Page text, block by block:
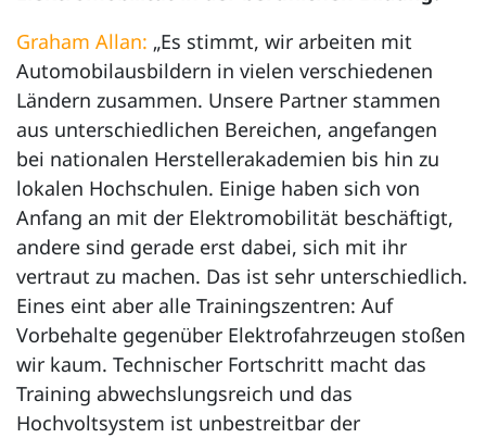
Graham Allan: „Es stimmt, wir arbeiten mit
Automobilausbildern in vielen verschiedenen
Ländern zusammen. Unsere Partner stammen
aus unterschiedlichen Bereichen, angefangen
bei nationalen Herstellerakademien bis hin zu
lokalen Hochschulen. Einige haben sich von
Anfang an mit der Elektromobilität beschäftigt,
andere sind gerade erst dabei, sich mit ihr
vertraut zu machen. Das ist sehr unterschiedlich.
Eines eint aber alle Trainingszentren: Auf
Vorbehalte gegenüber Elektrofahrzeugen stoßen
wir kaum. Technischer Fortschritt macht das
Training abwechslungsreich und das
Hochvoltsystem ist unbestreitbar der